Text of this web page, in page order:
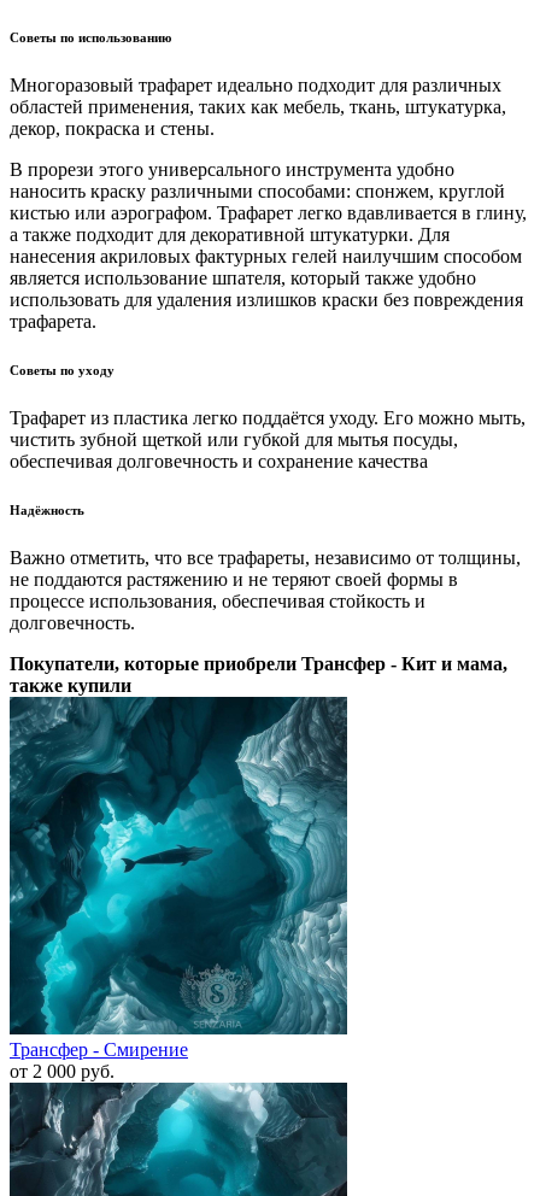
Советы по использованию
Многоразовый трафарет идеально подходит для различных
областей применения, таких как мебель, ткань, штукатурка,
декор, покраска и стены.
В прорези этого универсального инструмента удобно
наносить краску различными способами: спонжем, круглой
кистью или аэрографом. Трафарет легко вдавливается в глину,
а также подходит для декоративной штукатурки. Для
нанесения акриловых фактурных гелей наилучшим способом
является использование шпателя, который также удобно
использовать для удаления излишков краски без повреждения
трафарета.
Советы по уходу
Трафарет из пластика легко поддаётся уходу. Его можно мыть,
чистить зубной щеткой или губкой для мытья посуды,
обеспечивая долговечность и сохранение качества
Надёжность
Важно отметить, что все трафареты, независимо от толщины,
не поддаются растяжению и не теряют своей формы в
процессе использования, обеспечивая стойкость и
долговечность.
Покупатели, которые приобрели Трансфер - Кит и мама,
также купили
Трансфер - Смирение
от 2 000 руб.